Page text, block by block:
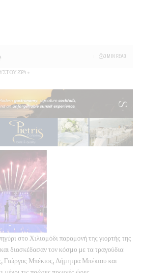
2024
0 MIN READ
στο Χιλιομόδι παραμονή της γιορτής της
διασκέδασαν τον κόσμο με τα τραγούδια
Γιώργος Μπέκιος, Δήμητρα Μπέκιου και